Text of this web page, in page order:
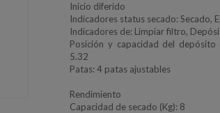
Inicio diferido
Indicadores status secado: Secado,
Indicadores de: Limpiar filtro,
Posición y capacidad del depósito
5.32
Patas: 4 patas ajustables
Rendimiento
Capacidad de secado (Kg): 8